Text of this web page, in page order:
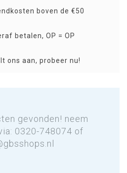
boven de €50
betalen, OP = OP
ons aan, probeer nu!
gevonden! neem
0320-748074 of